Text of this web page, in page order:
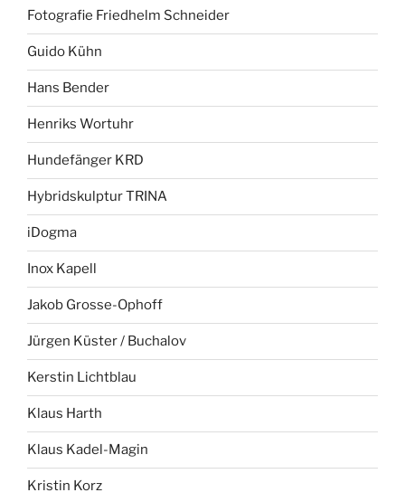
Fotografie Friedhelm Schneider
Guido Kühn
Hans Bender
Henriks Wortuhr
Hundefänger KRD
Hybridskulptur TRINA
iDogma
Inox Kapell
Jakob Grosse-Ophoff
Jürgen Küster / Buchalov
Kerstin Lichtblau
Klaus Harth
Klaus Kadel-Magin
Kristin Korz